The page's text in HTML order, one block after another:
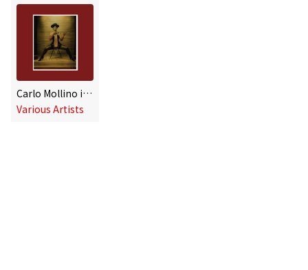
Carlo Mollino in the Wild with the House of Gucci, Vol. 4
Various Artists